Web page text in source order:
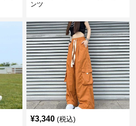
ンツ
¥3,340 (税込)